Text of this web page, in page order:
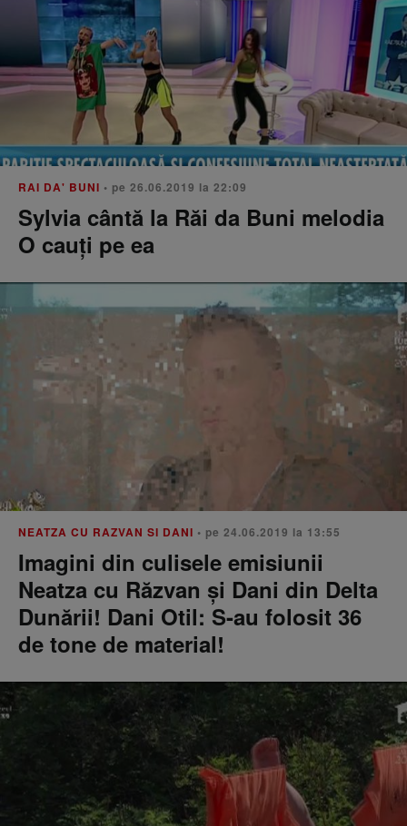
RAI DA' BUNI • pe 26.06.2019 la 22:09
Sylvia cântă la Răi da Buni melodia
O cauți pe ea
NEATZA CU RAZVAN SI DANI • pe 24.06.2019 la 13:55
Imagini din culisele emisiunii
Neatza cu Răzvan și Dani din Delta
Dunării! Dani Otil: S-au folosit 36
de tone de material!